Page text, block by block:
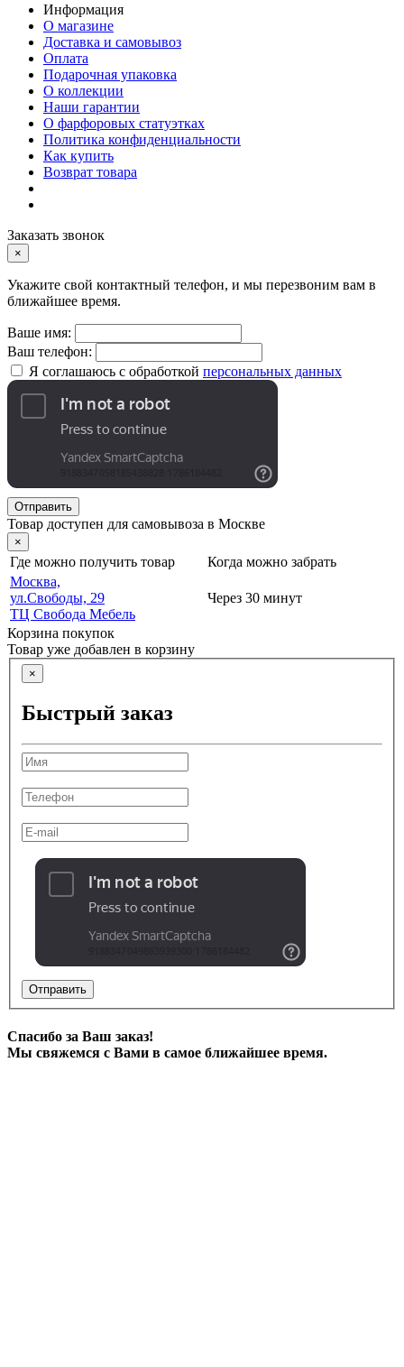
Информация
О магазине
Доставка и самовывоз
Оплата
Подарочная упаковка
О коллекции
Наши гарантии
О фарфоровых статуэтках
Политика конфиденциальности
Как купить
Возврат товара
Заказать звонок
×
Укажите свой контактный телефон, и мы перезвоним вам в
ближайшее время.
Ваше имя:
Ваш телефон:
Я соглашаюсь с обработкой персональных данных
Отправить
Товар доступен для самовывоза в Москве
×
Где можно получить товар
Когда можно забрать
Москва,
ул.Свободы, 29
ТЦ Свобода Мебель
Через 30 минут
Корзина покупок
Товар уже добавлен в корзину
×
Быстрый заказ
Отправить
Спасибо за Ваш заказ!
Мы свяжемся с Вами в самое ближайшее время.